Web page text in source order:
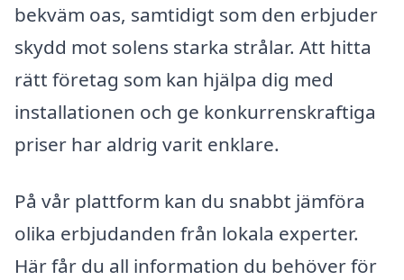
bekväm oas, samtidigt som den erbjuder
skydd mot solens starka strålar. Att hitta
rätt företag som kan hjälpa dig med
installationen och ge konkurrenskraftiga
priser har aldrig varit enklare.
På vår plattform kan du snabbt jämföra
olika erbjudanden från lokala experter.
Här får du all information du behöver för